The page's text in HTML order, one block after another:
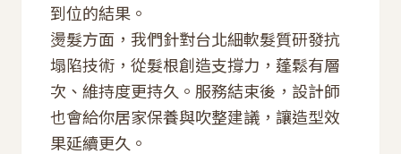
到位的結果。
燙髮方面，我們針對台北細軟髮質研發抗
塌陷技術，從髮根創造支撐力，蓬鬆有層
次、維持度更持久。服務結束後，設計師
也會給你居家保養與吹整建議，讓造型效
果延續更久。